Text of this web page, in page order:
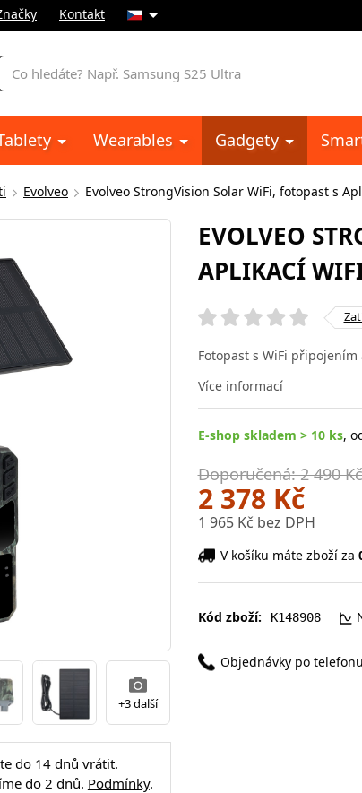
Kontakt
Wearables Gadgety
Evolveo Evolveo StrongVision Solar WiFi, fotopast s
+3 další
do 14 dnů vrátit.
do 2 dnů. Podmínky.
EVOLVEO
APLIKACÍ
Fotopast s WiFi
Více informací
E-shop skladem > 10 ks,
Doporučená: 2 490 Kč
2 378 Kč
1 965 Kč bez DPH
V košíku máte zboží za
Kód zboží: K148908
Objednávky po